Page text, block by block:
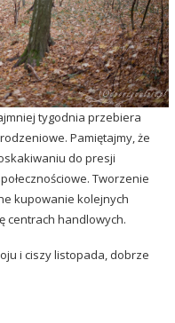
tygodnia przebiera
Pamiętajmy, że
do presji
Tworzenie
kupowanie kolejnych
centrach handlowych.
i ciszy listopada, dobrze